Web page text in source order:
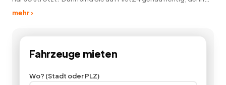
hier können Sie in unserer Luxuslimousinen Vermietung
Automobilhersteller zur Verfügung. Genießen Sie
indem Sie hier eine Luxuslimousine mieten.
mehr ›
Fahrzeuge mieten
Wo? (Stadt oder PLZ)